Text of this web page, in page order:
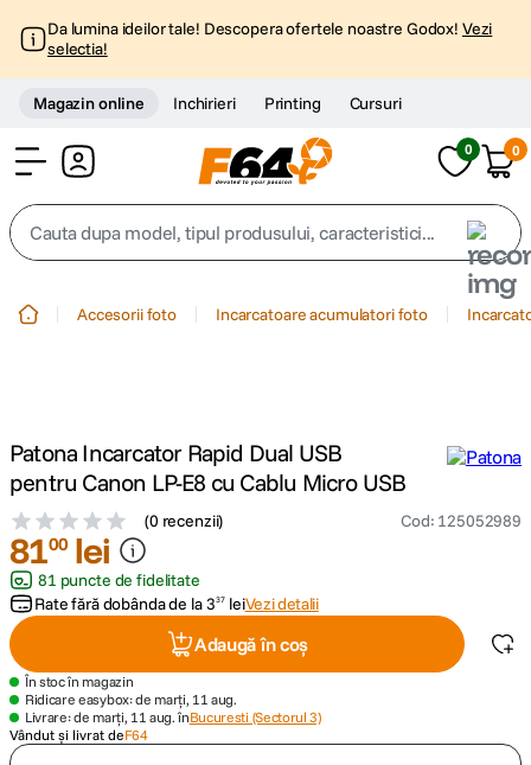
Da lumina ideilor tale! Descopera ofertele noastre Godox! Vezi
selectia!
Magazin online Inchirieri Printing Cursuri
0 0
Cauta dupa model, tipul produsului, caracteristici...
trepied telefon
4. peak design
5. canon sx740 hs
7. card memorie
dji mic mini
Accesorii foto Incarcatoare acumulatori foto
Patona Incarcator Rapid Dual USB
pentru Canon LP-E8 cu Cablu Micro USB
(0 recenzii) Cod: 125052989
8100 lei
81 puncte de fidelitate
Rate fără dobânda de la337 leiVezi detalii
Adaugă în coș
În stoc în magazin
Ridicare easybox: de marți, 11 aug.
Livrare: de marți, 11 aug. înBucuresti (Sectorul 3)
Vândut și livrat deF64